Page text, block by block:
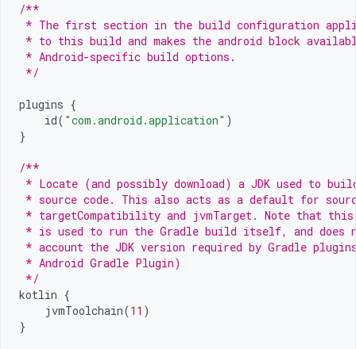
/**
* The first section in the build configuration
* to this build and makes the android block
* Android-specific build options.
*/
plugins {
id( "com.android.application" )
}
/**
* Locate (and possibly download) a JDK used to
* source code. This also acts as a default for
* targetCompatibility and jvmTarget. Note that this
* is used to run the Gradle build itself, and does
* account the JDK version required by Gradle
* Android Gradle Plugin)
*/
kotlin {
jvmToolchain(11 )
}